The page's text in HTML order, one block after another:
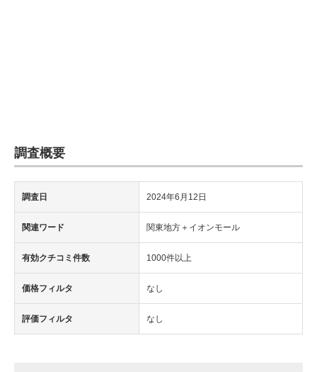
調査概要
調査日 2024年6月12日
関連ワード 関東地方＋イオンモール
有効クチコミ件数 1000件以上
価格フィルタ なし
評価フィルタ なし